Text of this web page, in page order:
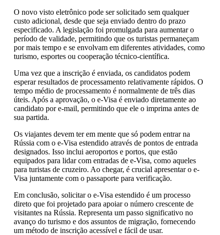
O novo visto eletrônico pode ser solicitado sem qualquer
custo adicional, desde que seja enviado dentro do prazo
especificado. A legislação foi promulgada para aumentar o
período de validade, permitindo que os turistas permaneçam
por mais tempo e se envolvam em diferentes atividades, como
turismo, esportes ou cooperação técnico-científica.
Uma vez que a inscrição é enviada, os candidatos podem
esperar resultados de processamento relativamente rápidos. O
tempo médio de processamento é normalmente de três dias
úteis. Após a aprovação, o e-Visa é enviado diretamente ao
candidato por e-mail, permitindo que ele o imprima antes de
sua partida.
Os viajantes devem ter em mente que só podem entrar na
Rússia com o e-Visa estendido através de pontos de entrada
designados. Isso inclui aeroportos e portos, que estão
equipados para lidar com entradas de e-Visa, como aqueles
para turistas de cruzeiro. Ao chegar, é crucial apresentar o e-
Visa juntamente com o passaporte para verificação.
Em conclusão, solicitar o e-Visa estendido é um processo
direto que foi projetado para apoiar o número crescente de
visitantes na Rússia. Representa um passo significativo no
avanço do turismo e dos assuntos de migração, fornecendo
um método de inscrição acessível e fácil de usar.